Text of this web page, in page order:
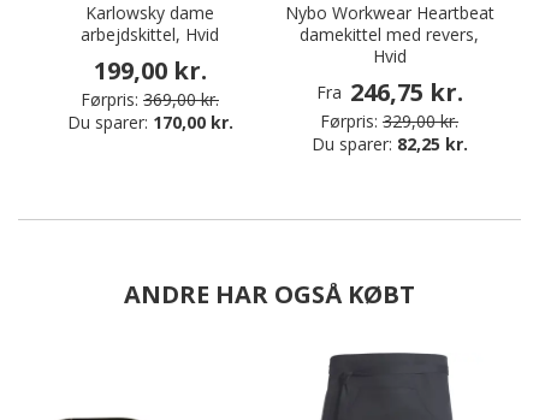
Karlowsky dame
arbejdskittel, Hvid
199,00 kr.
Førpris: 369,00 kr.
Du sparer: 170,00 kr.
Nybo Workwear Heartbeat
damekittel med revers,
Hvid
Fra 246,75 kr.
Førpris: 329,00 kr.
Du sparer: 82,25 kr.
ANDRE HAR OGSÅ KØBT